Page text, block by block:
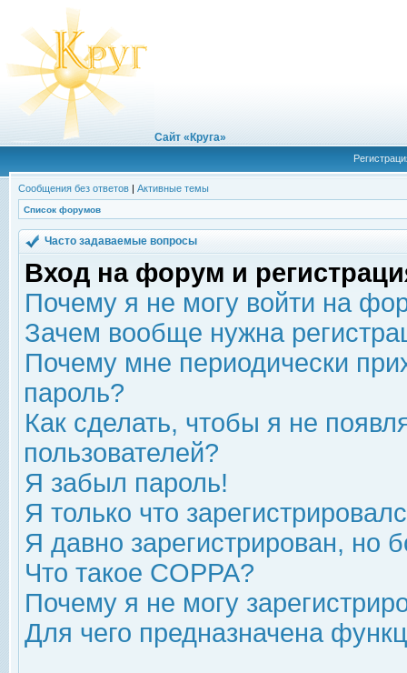
Сайт «Круга»
Сообщения без ответов | Активные темы
Список форумов
Часто задаваемые вопросы
Вход на форум и
Почему я не могу войти на
Зачем вообще нужна
Почему мне периодически
пароль?
Как сделать, чтобы я не
пользователей?
Я забыл пароль!
Я только что
Я давно зарегистрирован, но
Что такое COPPA?
Почему я не могу
Для чего предназначена